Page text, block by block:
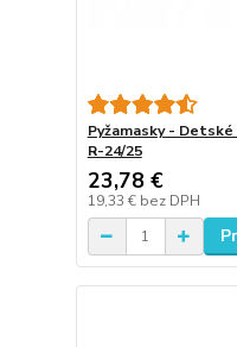
Pyžamasky -
R-24/25
23,78 €
19,33 € bez DPH